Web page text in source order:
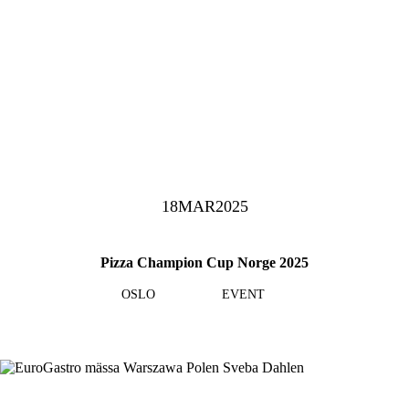
18MAR2025
Pizza Champion Cup Norge 2025
OSLO EVENT